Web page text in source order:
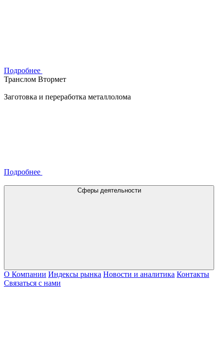
Подробнее
Транслом Втормет
Заготовка и переработка металлолома
Подробнее
Сферы деятельности
О Компании Индексы рынка Новости и аналитика Контакты
Связаться с нами